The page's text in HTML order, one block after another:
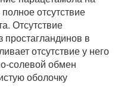
отсутствие
Отсутствие
в
отсутствие у него
солевой обмен
оболочку